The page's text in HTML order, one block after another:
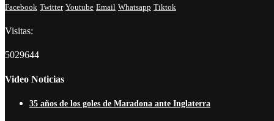
Facebook Twitter Youtube Email Whatsapp Tiktok
Visitas:
5029644
Video Noticias
35 años de los goles de Maradona ante Inglaterra